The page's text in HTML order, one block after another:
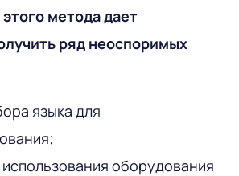
метода дает
ряд неоспоримых
языка для
оборудования